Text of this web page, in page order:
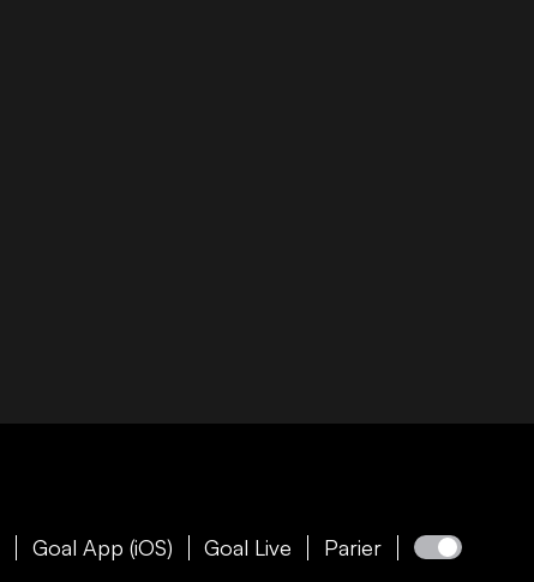
Goal App (iOS) Goal Live
Parier